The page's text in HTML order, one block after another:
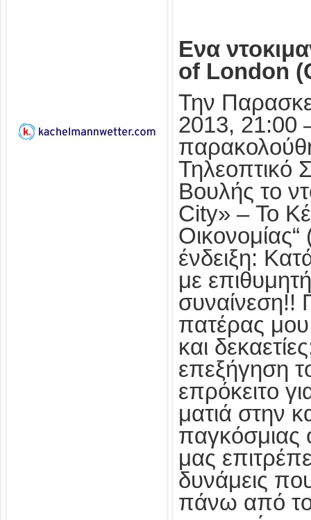
Ενα
of London
Την
2013, 21:00
Τηλεοπτικό
Βουλής το
City» – Το
Οικονομίας“
ένδειξη:
με
πατέρας μου
και
επεξήγηση
επρόκειτο
ματιά στην
παγκόσμιας
μας
δυνάμεις
πάνω από